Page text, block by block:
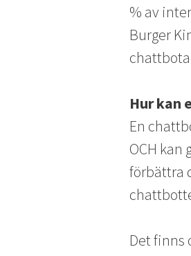
% av
Burger
Hur kan
En
OCH
förbättra
Det finns